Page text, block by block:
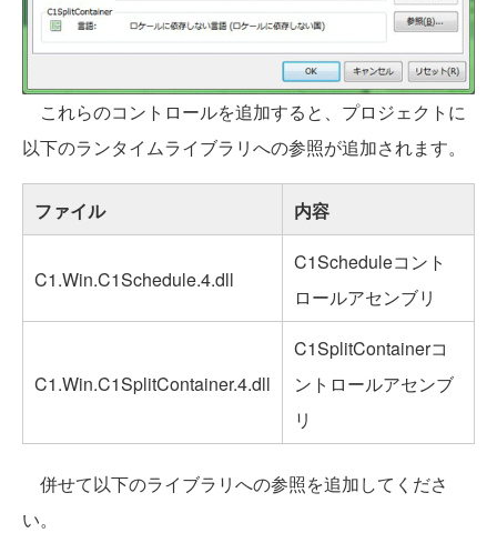
これらのコントロールを追加すると、プロジェクトに
以下のランタイムライブラリへの参照が追加されます。
ファイル 内容
C1.Win.C1Schedule.4.dll
C1Scheduleコント
ロールアセンブリ
C1.Win.C1SplitContainer.4.dll
C1SplitContainerコ
ントロールアセンブ
リ
併せて以下のライブラリへの参照を追加してくださ
い。